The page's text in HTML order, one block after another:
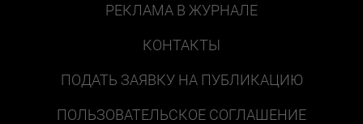
РЕКЛАМА В ЖУРНАЛЕ
КОНТАКТЫ
ПОДАТЬ ЗАЯВКУ НА ПУБЛИКАЦИЮ
ПОЛЬЗОВАТЕЛЬСКОЕ СОГЛАШЕНИЕ